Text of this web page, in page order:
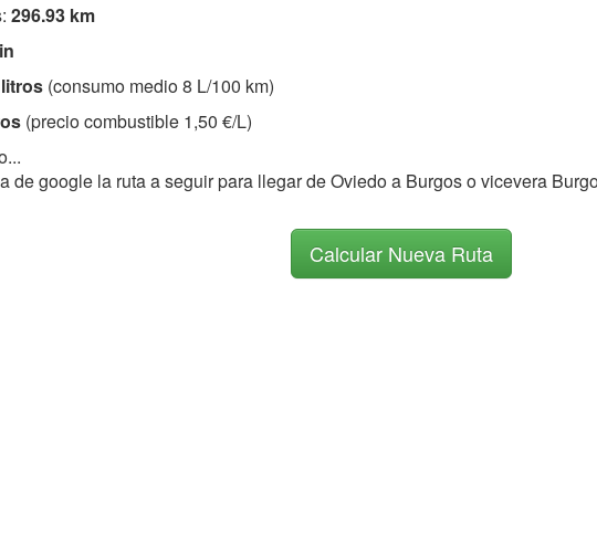
296.93 km
(consumo medio 8 L/100 km)
(precio combustible 1,50 €/L)
de google la ruta a seguir para llegar de Oviedo a Burgos o vicevera
Calcular Nueva Ruta